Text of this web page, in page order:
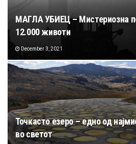
МАГЛА УБИЕЦ – Мистериозна
12.000 животи
December 3, 2021
Точкасто езеро – едно од
во светот